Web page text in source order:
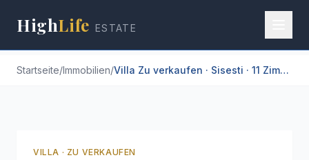
HighLife ESTATE
Startseite/Immobilien/ Villa Zu verkaufen · Sisesti · 11 Zimmer
VILLA · ZU VERKAUFEN